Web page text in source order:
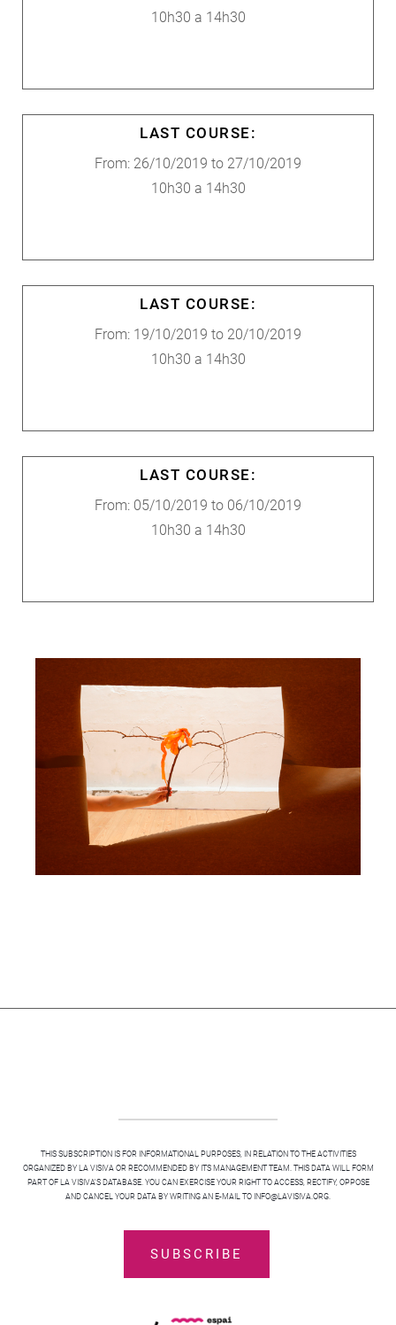
10h30 a 14h30
LAST COURSE:
From: 26/10/2019 to 27/10/2019
10h30 a 14h30
LAST COURSE:
From: 19/10/2019 to 20/10/2019
10h30 a 14h30
LAST COURSE:
From: 05/10/2019 to 06/10/2019
10h30 a 14h30
THIS SUBSCRIPTION IS FOR INFORMATIONAL PURPOSES, IN RELATION TO THE ACTIVITIES
ORGANIZED BY LA VISIVA OR RECOMMENDED BY ITS MANAGEMENT TEAM. THIS DATA WILL FORM
PART OF LA VISIVA'S DATABASE. YOU CAN EXERCISE YOUR RIGHT TO ACCESS, RECTIFY, OPPOSE
AND CANCEL YOUR DATA BY WRITING AN E-MAIL TO INFO@LAVISIVA.ORG.